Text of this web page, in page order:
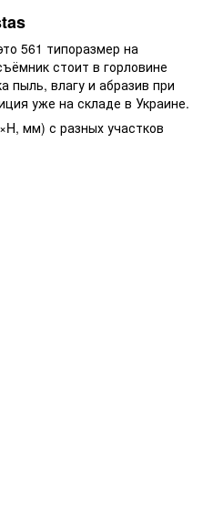
561 типоразмер на
стоит в горловине
пыль, влагу и абразив при
уже на складе в Украине.
мм) с разных участков